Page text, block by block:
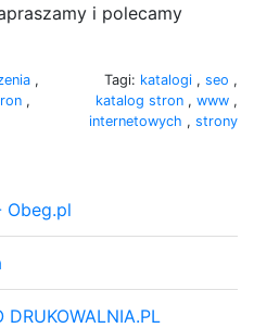
i polecamy
,
,
Tagi: katalogi , seo ,
katalog stron , www ,
internetowych , strony
Obeg.pl